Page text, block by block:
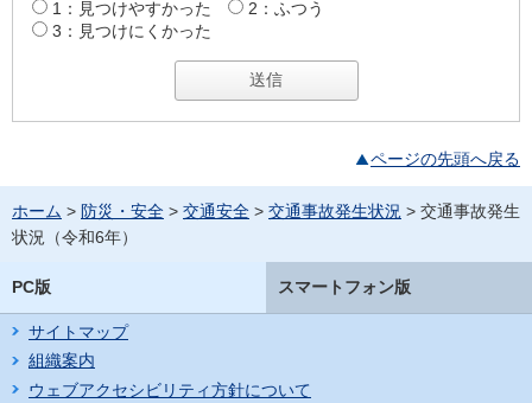
1：見つけやすかった
2：ふつう
3：見つけにくかった
ページの先頭へ戻る
ホーム > 防災・安全 > 交通安全 > 交通事故発生状況 > 交通事故発生
状況（令和6年）
PC版 スマートフォン版
サイトマップ
組織案内
ウェブアクセシビリティ方針について